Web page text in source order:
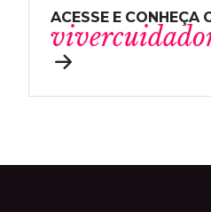
ACESSE E CONHEÇA
vivercuidado